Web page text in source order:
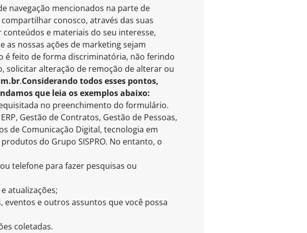
navegação mencionados na parte de
conosco, através das suas
e materiais do seu interesse,
as nossas ações de marketing sejam
é feito de forma discriminatória, não ferindo
solicitar alteração de remoção de alterar ou
.Considerando todos esses pontos,
que leia os exemplos abaixo:
no preenchimento do formulário.
Gestão de Contratos, Gestão de Pessoas,
de Comunicação Digital, tecnologia em
do Grupo SISPRO. No entanto, o
telefone para fazer pesquisas ou
atualizações;
e outros assuntos que você possa
coletadas.